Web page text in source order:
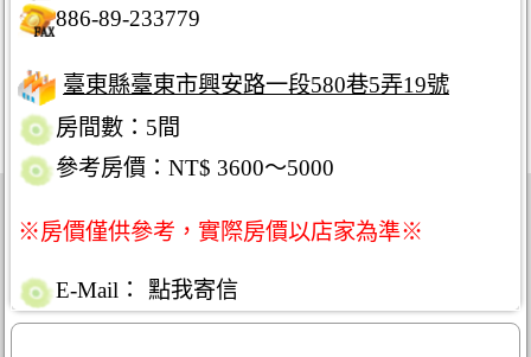
886-89-233779
臺東縣臺東市興安路一段580巷5弄19號
房間數：5間
參考房價：NT$ 3600～5000
※房價僅供參考，實際房價以店家為準※
E-Mail： 點我寄信